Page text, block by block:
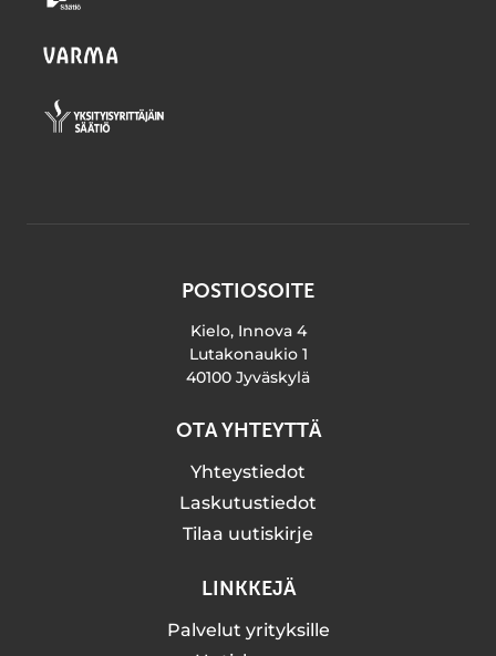
POSTIOSOITE
Kielo, Innova 4
Lutakonaukio 1
40100 Jyväskylä
OTA YHTEYTTÄ
Yhteystiedot
Laskutustiedot
Tilaa uutiskirje
LINKKEJÄ
Palvelut yrityksille